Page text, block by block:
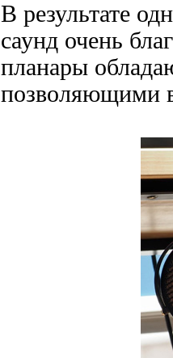
В результате
саунд очень
планары
позволяющими